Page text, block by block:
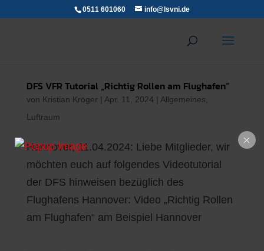
0511 601060 info@lsvni.de
DFS VFR Tutorial „Richtig Rollen am Flughafen“
von Kristian Kröger | Apr. 11, 2024 | Allgemeines
Luftraum
Hannover, 11.04.2024: Liebe Mitglieder, wir
möchten euch auf folgendes Videotutorial
der DFS hinweisen bezüglich des
Flughafens Hannover: Video „Richtig Rollen
am Flughafen“ am Beispiel Hannover